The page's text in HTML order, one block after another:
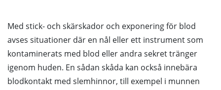
Med stick- och skärskador och exponering för blod
avses situationer där en nål eller ett instrument som
kontaminerats med blod eller andra sekret tränger
igenom huden. En sådan skåda kan också innebära
blodkontakt med slemhinnor, till exempel i munnen